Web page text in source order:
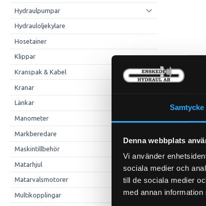
Samtycke
Denna webbplats
Vi använder
sociala medier och
till de sociala medier
med annan
Hydraulpumpar
Hydrauloljekylare
Hosetainer
Klippar
Kranspak & Kabel
Kranar
Länkar
Manometer
Markberedare
Maskintillbehör
Matarhjul
Matarvalsmotorer
Multikopplingar
RE558678
Grundpris